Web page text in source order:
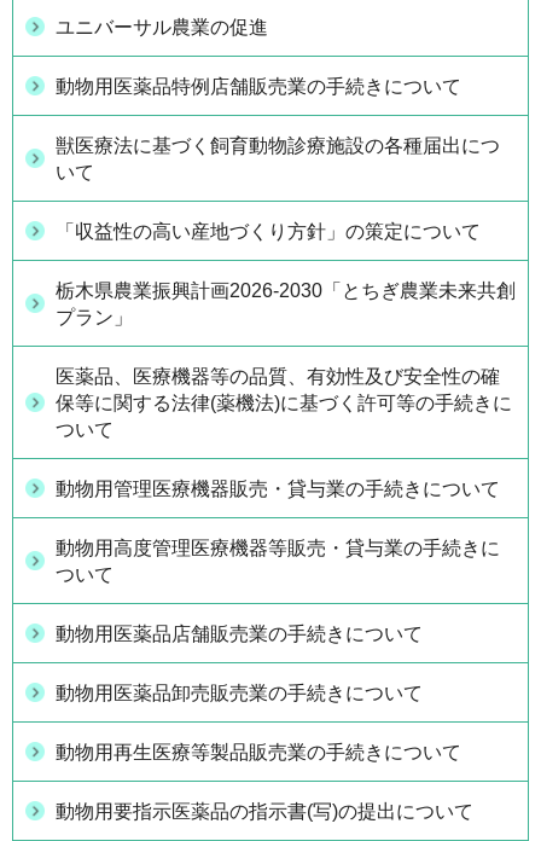
ユニバーサル農業の促進
動物用医薬品特例店舗販売業の手続きについて
獣医療法に基づく飼育動物診療施設の各種届出につ
いて
「収益性の高い産地づくり方針」の策定について
栃木県農業振興計画2026-2030「とちぎ農業未来共創
プラン」
医薬品、医療機器等の品質、有効性及び安全性の確
保等に関する法律(薬機法)に基づく許可等の手続きに
ついて
動物用管理医療機器販売・貸与業の手続きについて
動物用高度管理医療機器等販売・貸与業の手続きに
ついて
動物用医薬品店舗販売業の手続きについて
動物用医薬品卸売販売業の手続きについて
動物用再生医療等製品販売業の手続きについて
動物用要指示医薬品の指示書(写)の提出について